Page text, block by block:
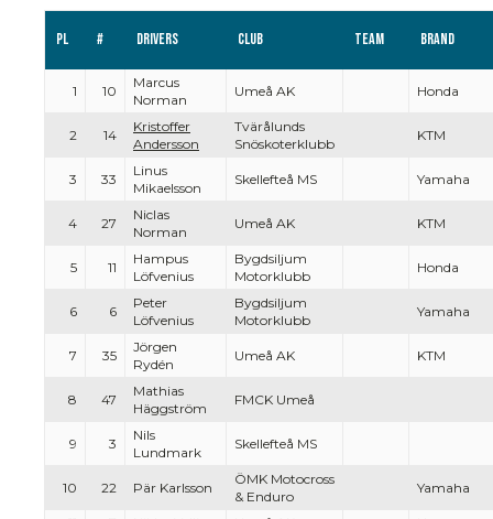
Pl # Drivers Club Team Brand
1 10
Marcus
Norman
Umeå AK Honda
2 14
Kristoffer
Andersson
Tvärålunds
Snöskoterklubb
KTM
3 33
Linus
Mikaelsson
Skellefteå MS Yamaha
4 27
Niclas
Norman
Umeå AK KTM
5 11
Hampus
Löfvenius
Bygdsiljum
Motorklubb
Honda
6 6
Peter
Löfvenius
Bygdsiljum
Motorklubb
Yamaha
7 35
Jörgen
Rydén
Umeå AK KTM
8 47
Mathias
Häggström
FMCK Umeå
9 3
Nils
Lundmark
Skellefteå MS
10 22 Pär Karlsson
ÖMK Motocross
& Enduro
Yamaha